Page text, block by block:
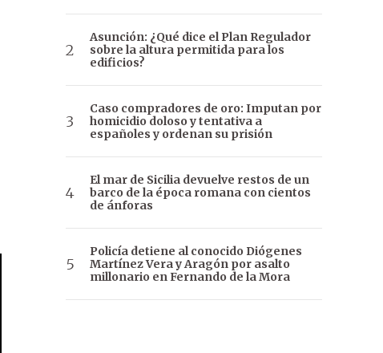
Asunción: ¿Qué dice el Plan Regulador
sobre la altura permitida para los
edificios?
Caso compradores de oro: Imputan por
homicidio doloso y tentativa a
españoles y ordenan su prisión
El mar de Sicilia devuelve restos de un
barco de la época romana con cientos
de ánforas
Policía detiene al conocido Diógenes
Martínez Vera y Aragón por asalto
millonario en Fernando de la Mora